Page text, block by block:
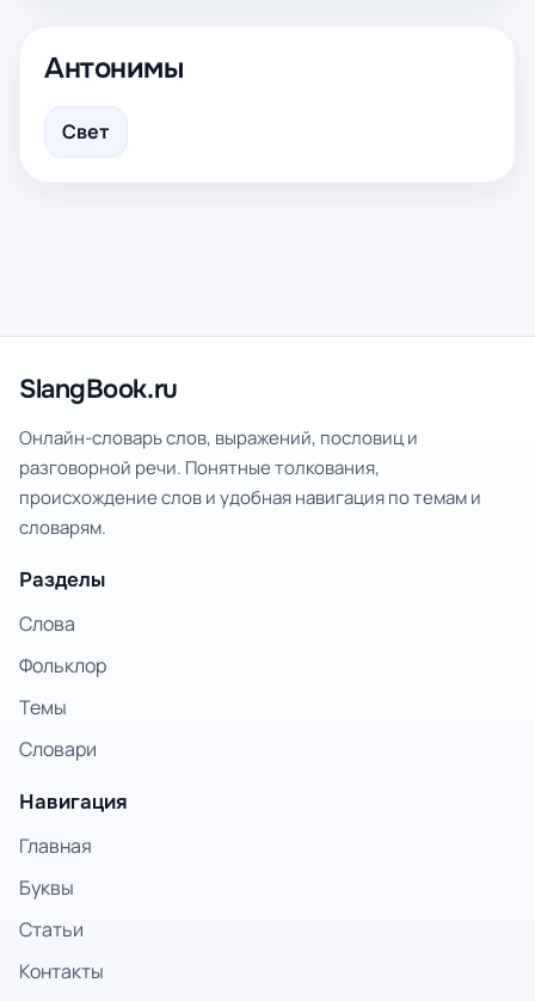
Антонимы
Свет
SlangBook.ru
Онлайн-словарь слов, выражений, пословиц и
разговорной речи. Понятные толкования,
происхождение слов и удобная навигация по темам и
словарям.
Разделы
Слова
Фольклор
Темы
Словари
Навигация
Главная
Буквы
Статьи
Контакты